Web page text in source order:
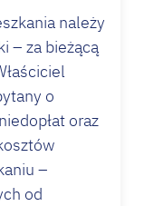
należy
– za bieżącą
o
oraz
–
od